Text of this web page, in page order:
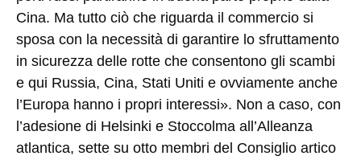
Cina. Ma tutto ciò che riguarda il commercio si
sposa con la necessità di garantire lo sfruttamento
in sicurezza delle rotte che consentono gli scambi
e qui Russia, Cina, Stati Uniti e ovviamente anche
l’Europa hanno i propri interessi». Non a caso, con
l’adesione di Helsinki e Stoccolma all’Alleanza
atlantica, sette su otto membri del Consiglio artico